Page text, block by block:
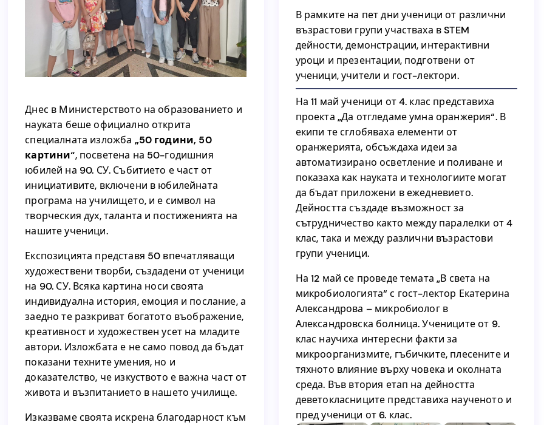
Днес в Министерството на образованието и
науката беше официално открита
специалната изложба „50 години, 50
картини“, посветена на 50-годишния
юбилей на 90. СУ. Събитието е част от
инициативите, включени в юбилейната
програма на училището, и е символ на
творческия дух, таланта и постиженията на
нашите ученици.
Експозицията представя 50 впечатляващи
художествени творби, създадени от ученици
на 90. СУ. Всяка картина носи своята
индивидуална история, емоция и послание, а
заедно те разкриват богатото въображение,
креативност и художествен усет на младите
автори. Изложбата е не само повод да бъдат
показани техните умения, но и
доказателство, че изкуството е важна част от
живота и възпитанието в нашето училище.
Изказваме своята искрена благодарност към
Днес в Министерството на образованието и
науката беше официално открита
специалната изложба
„50 години, 50
картини“
, посветена на 50-годишния
юбилей на 90. СУ. Събитието е част от
инициативите, включени в юбилейната
програма на училището, и е символ на
творческия дух, таланта и постиженията на
Експозицията представя 50 впечатляващи
художествени творби, създадени от ученици
на 90. СУ. Всяка картина носи своята
индивидуална история, емоция и послание, а
заедно те разкриват богатото въображение,
креативност и художествен усет на младите
автори. Изложбата е не само повод да бъдат
показани техните умения, но и
доказателство, че изкуството е важна част от
живота и възпитанието в нашето училище.
В рамките на пет дни ученици от различни
възрастови групи участваха в STEM
дейности, демонстрации, интерактивни
уроци и презентации, подготвени от
ученици, учители и гост-лектори.
На 11 май ученици от 4. клас представиха
проекта „Да отгледаме умна оранжерия“. В
екипи те сглобяваха елементи от
оранжерията, обсъждаха идеи за
автоматизирано осветление и поливане и
показаха как науката и технологиите могат
да бъдат приложени в ежедневието.
Дейността създаде възможност за
сътрудничество както между паралелки от 4
клас, така и между различни възрастови
групи ученици.
На 12 май се проведе темата „В света на
микробиологията“ с гост-лектор Екатерина
Александрова – микробиолог в
Александровска болница. Учениците от 9.
клас научиха интересни факти за
микроорганизмите, гъбичките, плесените и
тяхното влияние върху човека и околната
среда. Във втория етап на дейността
деветокласниците представиха наученото и
пред ученици от 6. клас.
В рамките на пет дни ученици от различни
възрастови групи участваха в STEM
дейности, демонстрации, интерактивни
уроци и презентации, подготвени от
ученици, учители и гост-лектори.
На 11 май ученици от 4. клас представиха
проекта „Да отгледаме умна оранжерия“. В
екипи те сглобяваха елементи от
оранжерията, обсъждаха идеи за
автоматизирано осветление и поливане и
показаха как науката и технологиите могат
да бъдат приложени в ежедневието.
Дейността създаде възможност за
сътрудничество както между паралелки от 4
клас, така и между различни възрастови
На 12 май се проведе темата „В света на
микробиологията“ с гост-лектор Екатерина
Александрова – микробиолог в
Александровска болница. Учениците от 9.
клас научиха интересни факти за
микроорганизмите, гъбичките, плесените и
тяхното влияние върху човека и околната
среда. Във втория етап на дейността
деветокласниците представиха наученото и